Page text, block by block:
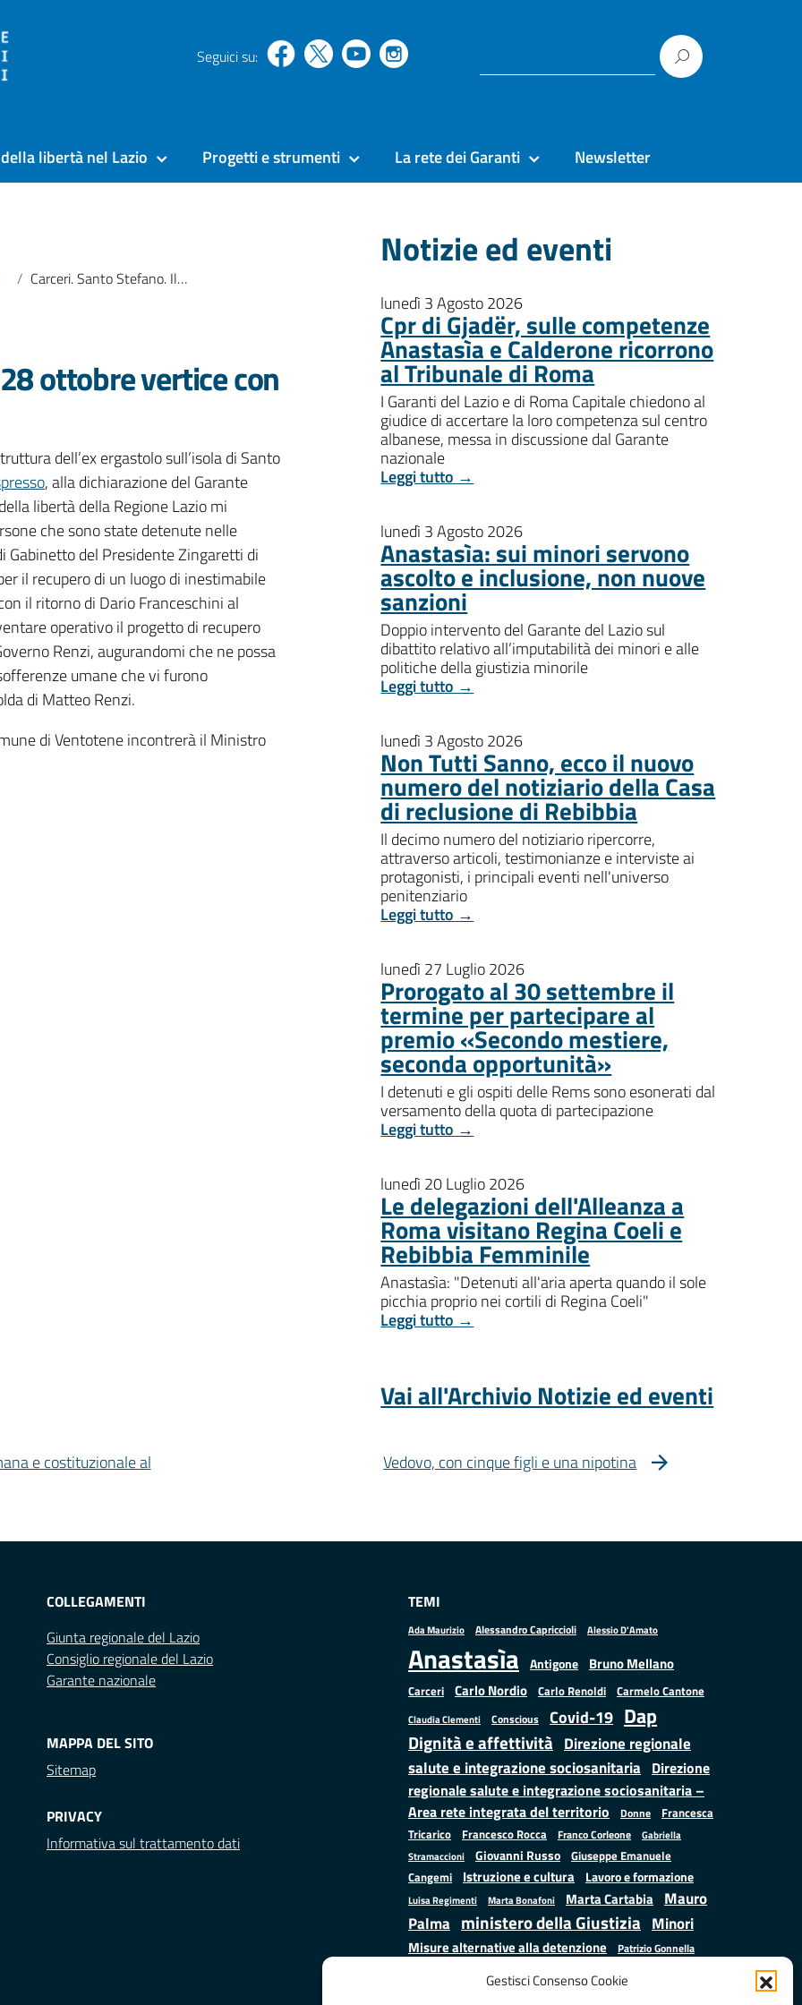
Gestisci Consenso Cookie
Seguici su:
libertà nel Lazio Progetti e strumenti La rete dei Garanti Newsletter
Carceri. Santo Stefano. Il 28 ottobre vertice con il Ministro Franceschini
ottobre vertice con
dell’ex ergastolo sull’isola di Santo
, alla dichiarazione del Garante
libertà della Regione Lazio mi
che sono state detenute nelle
Gabinetto del Presidente Zingaretti di
il recupero di un luogo di inestimabile
il ritorno di Dario Franceschini al
operativo il progetto di recupero
Renzi, augurandomi che ne possa
umane che vi furono
di Matteo Renzi.
di Ventotene incontrerà il Ministro
Notizie ed eventi
lunedì 3 Agosto 2026
Cpr di Gjadër, sulle competenze
Anastasìa e Calderone ricorrono
al Tribunale di Roma
I Garanti del Lazio e di Roma Capitale chiedono al
giudice di accertare la loro competenza sul centro
albanese, messa in discussione dal Garante
nazionale
Leggi tutto →
lunedì 3 Agosto 2026
Anastasìa: sui minori servono
ascolto e inclusione, non nuove
sanzioni
Doppio intervento del Garante del Lazio sul
dibattito relativo all’imputabilità dei minori e alle
politiche della giustizia minorile
Leggi tutto →
lunedì 3 Agosto 2026
Non Tutti Sanno, ecco il nuovo
numero del notiziario della Casa
di reclusione di Rebibbia
Il decimo numero del notiziario ripercorre,
attraverso articoli, testimonianze e interviste ai
protagonisti, i principali eventi nell'universo
penitenziario
Leggi tutto →
lunedì 27 Luglio 2026
Prorogato al 30 settembre il
termine per partecipare al
premio «Secondo mestiere,
seconda opportunità»
I detenuti e gli ospiti delle Rems sono esonerati dal
versamento della quota di partecipazione
Leggi tutto →
lunedì 20 Luglio 2026
Le delegazioni dell'Alleanza a
Roma visitano Regina Coeli e
Rebibbia Femminile
Anastasìa: "Detenuti all'aria aperta quando il sole
picchia proprio nei cortili di Regina Coeli"
Leggi tutto →
Vai all'Archivio Notizie ed eventi
e costituzionale al
Vedovo, con cinque figli e una nipotina
COLLEGAMENTI
Giunta regionale del Lazio
Consiglio regionale del Lazio
Garante nazionale
MAPPA DEL SITO
Sitemap
PRIVACY
Informativa sul trattamento dati
TEMI
Ada Maurizio Alessandro Capriccioli Alessio D'Amato
Anastasìa Antigone Bruno Mellano
Carceri Carlo Nordio Carlo Renoldi Carmelo Cantone
Claudia Clementi Conscious Covid-19 Dap
Dignità e affettività Direzione regionale
salute e integrazione sociosanitaria Direzione
regionale salute e integrazione sociosanitaria –
Area rete integrata del territorio
Donne
Francesca
Tricarico
Francesco Rocca Franco Corleone
Gabriella
Stramaccioni
Giovanni Russo Giuseppe Emanuele
Cangemi
Istruzione e cultura Lavoro e formazione
Luisa Regimenti Marta Bonafoni Marta Cartabia Mauro
Palma ministero della Giustizia Minori
Misure alternative alla detenzione Patrizio Gonnella
Samuele Ciambriello